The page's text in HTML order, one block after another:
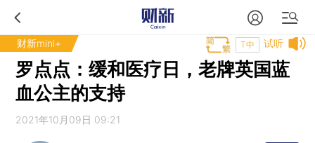
财新mini+ 试听
T中
罗点点：缓和医疗日，老牌英国蓝
血公主的支持
2021年10月09日 09:21